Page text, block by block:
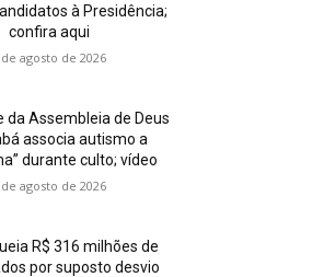
à Presidência;
confira aqui
agosto de 2026
da Assembleia de Deus
associa autismo a
durante culto; vídeo
de agosto de 2026
R$ 316 milhões de
por suposto desvio